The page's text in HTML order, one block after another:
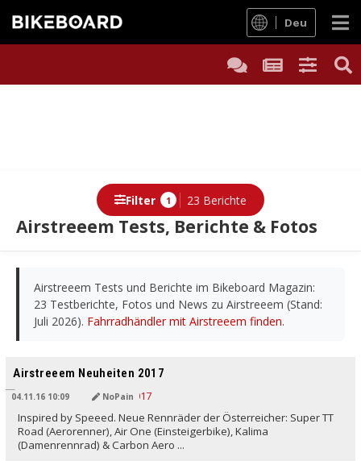
Deu
Airstreeem Tests, Berichte & Fotos
Filter 1 23 Berichte
Berichte
Airstreeem Tests und Berichte im Bikeboard Magazin:
23 Testberichte, Fotos und News zu Airstreeem (Stand:
Juli 2026). Fahrradhändler mit Airstreeem finden.
Airstreeem Neuheiten 2017
04.11.16 10:09 NoPain
Inspired by Speeed. Neue Rennräder der Österreicher: Super TT
Road (Aerorenner), Air One (Einsteigerbike), Kalima
(Damenrennrad) & Carbon Aero ...